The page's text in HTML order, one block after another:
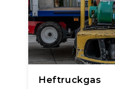
Heftruckgas